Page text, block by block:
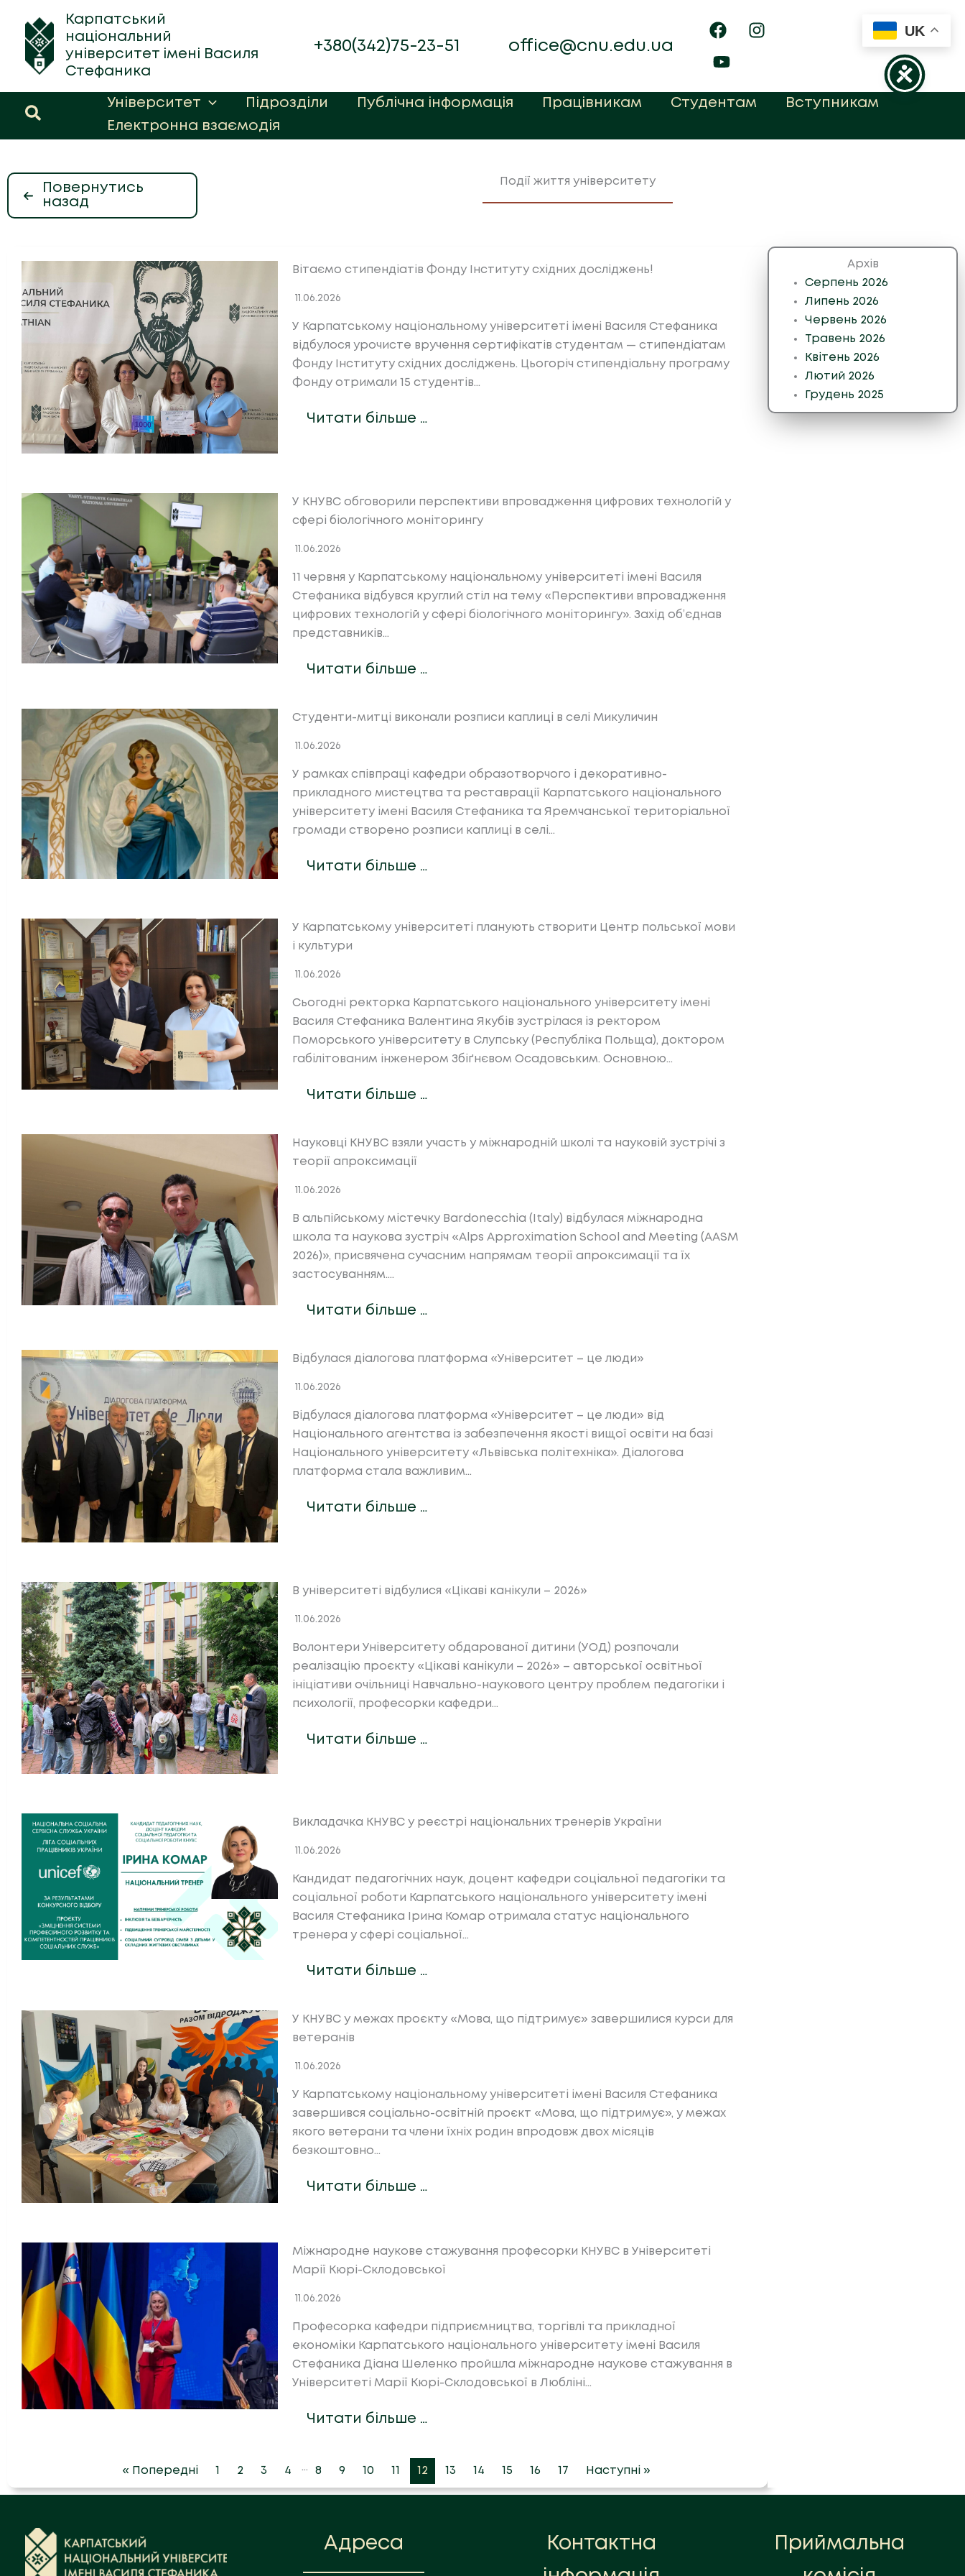
вмісту
Карпатський
національний
університет імені Василя
Стефаника
+380(342)75-23-51 office@cnu.edu.ua
Пошук
Університет Підрозділи Публічна інформація Працівникам Студентам
Вступникам
Електронна взаємодія
Повернутись
назад
Події життя університету
Вітаємо стипендіатів Фонду Інституту східних досліджень!
11.06.2026
У Карпатському національному університеті імені Василя Стефаника
відбулося урочисте вручення сертифікатів студентам — стипендіатам
Фонду Інституту східних досліджень. Цьогоріч стипендіальну програму
Фонду отримали 15 студентів…
Читати більше …
У КНУВС обговорили перспективи впровадження цифрових технологій у
сфері біологічного моніторингу
11.06.2026
11 червня у Карпатському національному університеті імені Василя
Стефаника відбувся круглий стіл на тему «Перспективи впровадження
цифрових технологій у сфері біологічного моніторингу». Захід об’єднав
представників…
Читати більше …
Студенти-митці виконали розписи каплиці в селі Микуличин
11.06.2026
У рамках співпраці кафедри образотворчого і декоративно-
прикладного мистецтва та реставрації Карпатського національного
університету імені Василя Стефаника та Яремчанської територіальної
громади створено розписи каплиці в селі…
Читати більше …
У Карпатському університеті планують створити Центр польської мови
і культури
11.06.2026
Сьогодні ректорка Карпатського національного університету імені
Василя Стефаника Валентина Якубів зустрілася із ректором
Поморського університету в Слупську (Республіка Польща), доктором
габілітованим інженером Збіґнєвом Осадовським. Основною…
Читати більше …
Науковці КНУВС взяли участь у міжнародній школі та науковій зустрічі з
теорії апроксимації
11.06.2026
В альпійському містечку Bardonecchia (Italy) відбулася міжнародна
школа та наукова зустріч «Alps Approximation School and Meeting (AASM
2026)», присвячена сучасним напрямам теорії апроксимації та їх
застосуванням….
Читати більше …
Відбулася діалогова платформа «Університет – це люди»
11.06.2026
Відбулася діалогова платформа «Університет – це люди» від
Національного агентства із забезпечення якості вищої освіти на базі
Національного університету «Львівська політехніка». Діалогова
платформа стала важливим…
Читати більше …
В університеті відбулися «Цікаві канікули – 2026»
11.06.2026
Волонтери Університету обдарованої дитини (УОД) розпочали
реалізацію проєкту «Цікаві канікули – 2026» – авторської освітньої
ініціативи очільниці Навчально-наукового центру проблем педагогіки і
психології, професорки кафедри…
Читати більше …
Викладачка КНУВС у реєстрі національних тренерів України
11.06.2026
Кандидат педагогічних наук, доцент кафедри соціальної педагогіки та
соціальної роботи Карпатського національного університету імені
Василя Стефаника Ірина Комар отримала статус національного
тренера у сфері соціальної…
Читати більше …
У КНУВС у межах проєкту «Мова, що підтримує» завершилися курси для
ветеранів
11.06.2026
У Карпатському національному університеті імені Василя Стефаника
завершився соціально-освітній проєкт «Мова, що підтримує», у межах
якого ветерани та члени їхніх родин впродовж двох місяців
безкоштовно…
Читати більше …
Міжнародне наукове стажування професорки КНУВС в Університеті
Марії Кюрі-Склодовської
11.06.2026
Професорка кафедри підприємництва, торгівлі та прикладної
економіки Карпатського національного університету імені Василя
Стефаника Діана Шеленко пройшла міжнародне наукове стажування в
Університеті Марії Кюрі-Склодовської в Любліні…
Читати більше …
« Попередні 1 2 3 4 … 8 9 10 11 12 13 14 15 16 17 Наступні »
Архів
Серпень 2026
Липень 2026
Червень 2026
Травень 2026
Квітень 2026
Лютий 2026
Грудень 2025
Адреса
Контактна
Приймальна
UK